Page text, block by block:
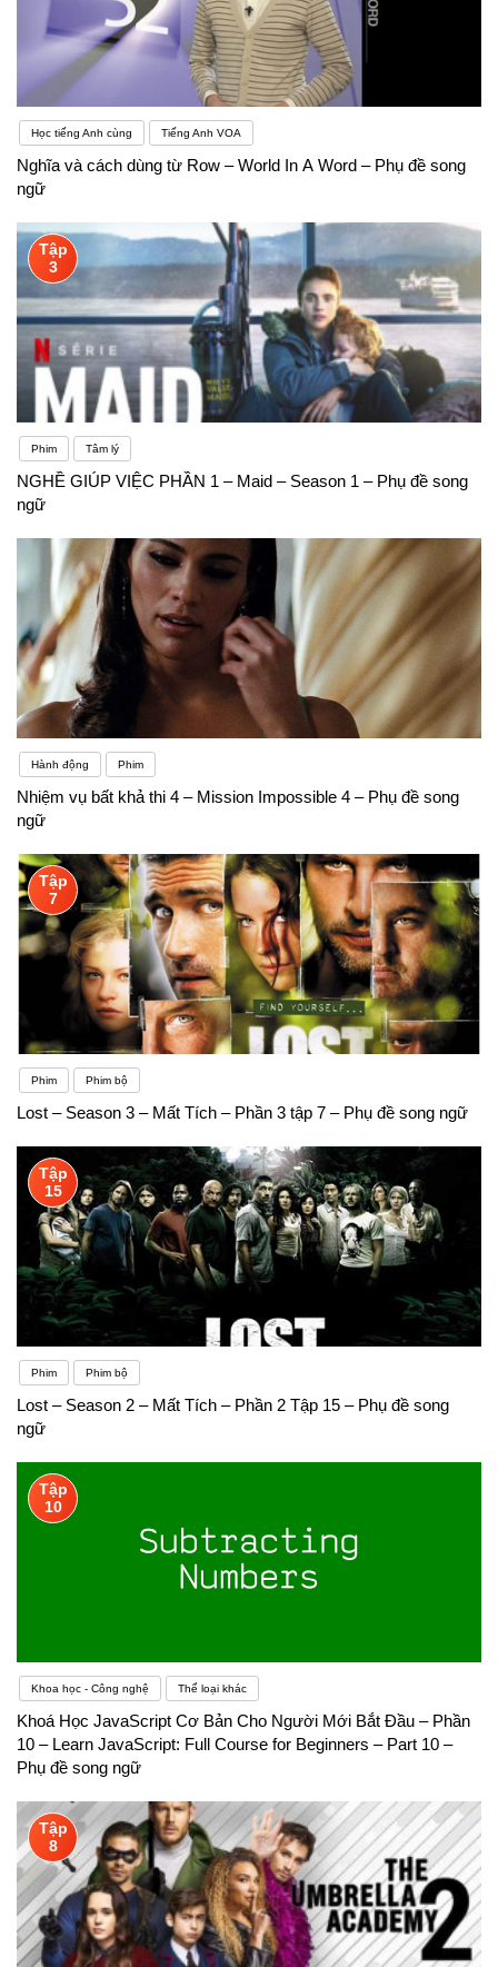
Học tiếng Anh cùng Tiếng Anh VOA
Nghĩa và cách dùng từ Row – World In A Word – Phụ đề song
ngữ
Tập
3
Phim Tâm lý
NGHỀ GIÚP VIỆC PHẦN 1 – Maid – Season 1 – Phụ đề song
ngữ
Hành động Phim
Nhiệm vụ bất khả thi 4 – Mission Impossible 4 – Phụ đề song
ngữ
Tập
7
Phim Phim bộ
Lost – Season 3 – Mất Tích – Phần 3 tập 7 – Phụ đề song ngữ
Tập
15
Phim Phim bộ
Lost – Season 2 – Mất Tích – Phần 2 Tập 15 – Phụ đề song
ngữ
Tập
10
Khoa học - Công nghệ Thể loại khác
Khoá Học JavaScript Cơ Bản Cho Người Mới Bắt Đầu – Phần
10 – Learn JavaScript: Full Course for Beginners – Part 10 –
Phụ đề song ngữ
Tập
8